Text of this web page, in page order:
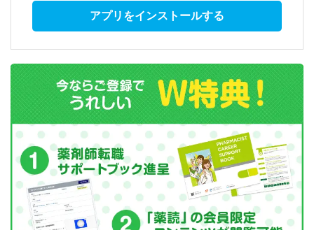
アプリをインストールする